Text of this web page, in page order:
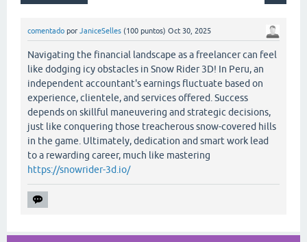
comentado por JaniceSelles (100 puntos) Oct 30, 2025
Navigating the financial landscape as a freelancer can feel
like dodging icy obstacles in Snow Rider 3D! In Peru, an
independent accountant's earnings fluctuate based on
experience, clientele, and services offered. Success
depends on skillful maneuvering and strategic decisions,
just like conquering those treacherous snow-covered hills
in the game. Ultimately, dedication and smart work lead
to a rewarding career, much like mastering
https://snowrider-3d.io/